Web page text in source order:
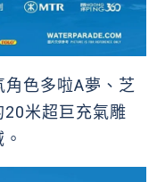
色多啦A夢、芝
20米超巨充氣雕